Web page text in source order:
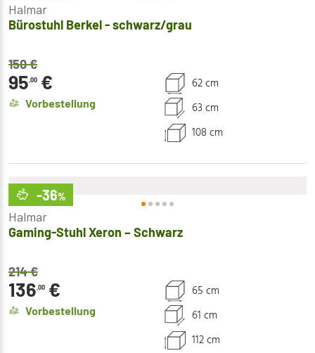
Halmar
Bürostuhl Berkel - schwarz/grau
150€
95,00 €
Vorbestellung
62 cm
63 cm
108 cm
-36%
Halmar
Gaming-Stuhl Xeron – Schwarz
214€
136,00 €
Vorbestellung
65 cm
61 cm
112 cm